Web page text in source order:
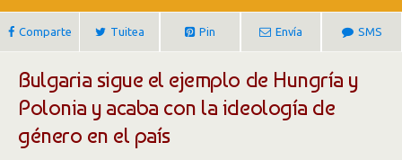
Comparte Tuitea Pin Envía SMS
Bulgaria sigue el ejemplo de Hungría y
Polonia y acaba con la ideología de
género en el país